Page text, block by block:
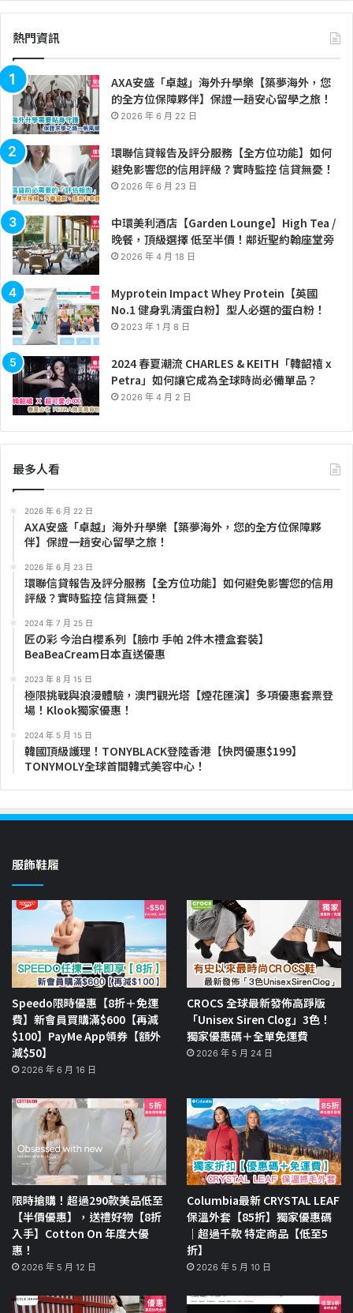
熱門資訊
AXA安盛「卓越」海外升學樂【築夢海外，您
的全方位保障夥伴】保證一趟安心留學之旅！
2026 年 6 月 22 日
環聯信貸報告及評分服務【全方位功能】如何
避免影響您的信用評級？實時監控 信貸無憂！
2026 年 6 月 23 日
中環美利酒店【Garden Lounge】High Tea /
晚餐，頂級選擇 低至半價！鄰近聖約翰座堂旁
2026 年 4 月 18 日
Myprotein Impact Whey Protein【英國
No.1 健身乳清蛋白粉】型人必選的蛋白粉！
2023 年 1 月 8 日
2024 春夏潮流 CHARLES & KEITH「韓韶禧 x
Petra」如何讓它成為全球時尚必備單品？
2026 年 4 月 2 日
最多人看
2026 年 6 月 22 日
AXA安盛「卓越」海外升學樂【築夢海外，您的全方位保障夥
伴】保證一趟安心留學之旅！
2026 年 6 月 23 日
環聯信貸報告及評分服務【全方位功能】如何避免影響您的信用
評級？實時監控 信貸無憂！
2024 年 7 月 25 日
匠の彩 今治白櫻系列【臉巾 手帕 2件木禮盒套裝】
BeaBeaCream日本直送優惠
2023 年 8 月 15 日
極限挑戰與浪漫體驗，澳門觀光塔【煙花匯演】多項優惠套票登
場！Klook獨家優惠！
2024 年 5 月 15 日
韓國頂級護理！TONYBLACK登陸香港【快閃優惠$199】
TONYMOLY全球首間韓式美容中心！
服飾鞋履
Speedo限時優惠【8折＋免運
費】新會員買購滿$600【再減
$100】PayMe App領券【額外
減$50】
2026 年 6 月 16 日
CROCS 全球最新發佈高踭版
「Unisex Siren Clog」3色！
獨家優惠碼＋全單免運費
2026 年 5 月 24 日
限時搶購！超過290款美品低至
【半價優惠】，送禮好物【8折
入手】Cotton On 年度大優
惠！
2026 年 5 月 12 日
Columbia最新 CRYSTAL LEAF
保溫外套【85折】獨家優惠碼
｜超過千款 特定商品【低至5
折】
2026 年 5 月 10 日